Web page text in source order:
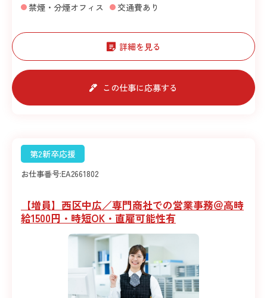
禁煙・分煙オフィス
交通費あり
詳細を見る
この仕事に応募する
第2新卒応援
お仕事番号:EA2661802
【増員】西区中広／専門商社での営業事務＠高時
給1500円・時短OK・直雇可能性有